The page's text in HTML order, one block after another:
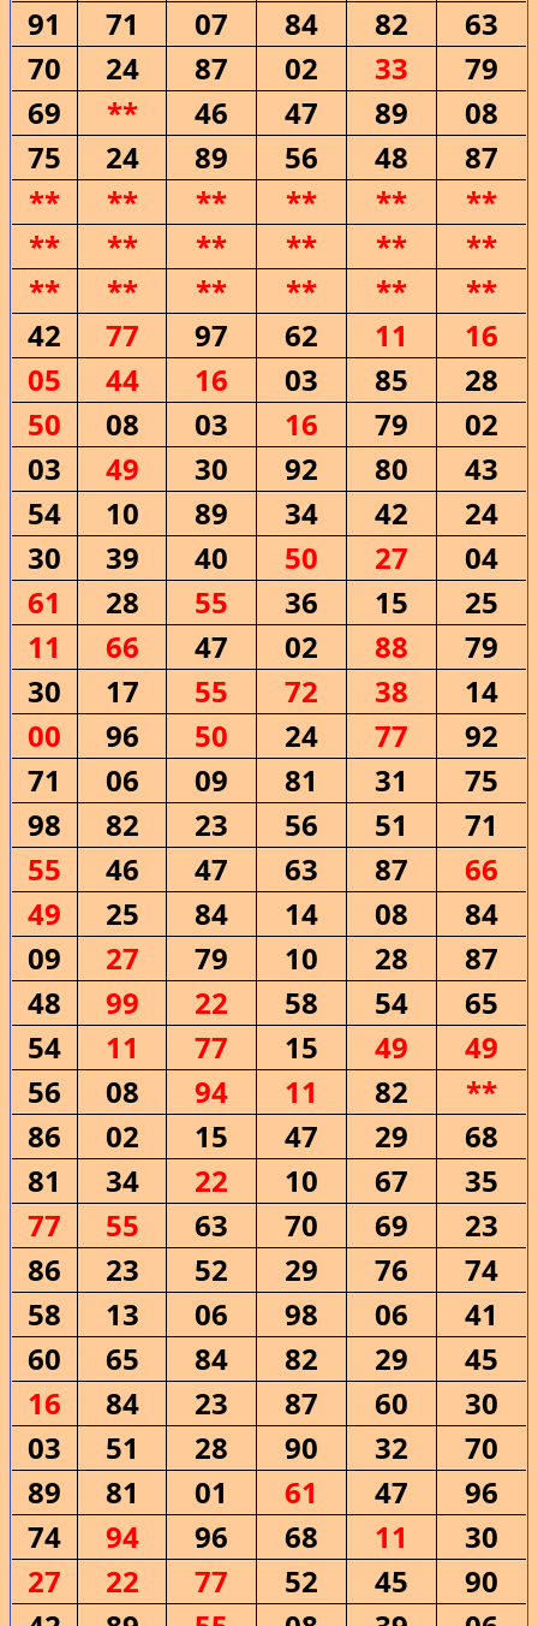
91
71 07 84 82
63
70
24 87 02 33
79
69
** 46 47 89
08
75
24 89 56 48
87
**
** ** ** **
**
**
** ** ** **
**
**
** ** ** **
**
42
77 97 62 11
16
05
44 16 03 85
28
50
08 03 16 79
02
03
49 30 92 80
43
54
10 89 34 42
24
30
39 40 50 27
04
61
28 55 36 15
25
11
66 47 02 88
79
30
17 55 72 38
14
00
96 50 24 77
92
71
06 09 81 31
75
98
82 23 56 51
71
55
46 47 63 87
66
49
25 84 14 08
84
09
27 79 10 28
87
48
99 22 58 54
65
54
11 77 15 49
49
56
08 94 11 82
**
86
02 15 47 29
68
81
34 22 10 67
35
77
55 63 70 69
23
86
23 52 29 76
74
58
13 06 98 06
41
60
65 84 82 29
45
16
84 23 87 60
30
03
51 28 90 32
70
89
81 01 61 47
96
74
94 96 68 11
30
27
22 77 52 45
90